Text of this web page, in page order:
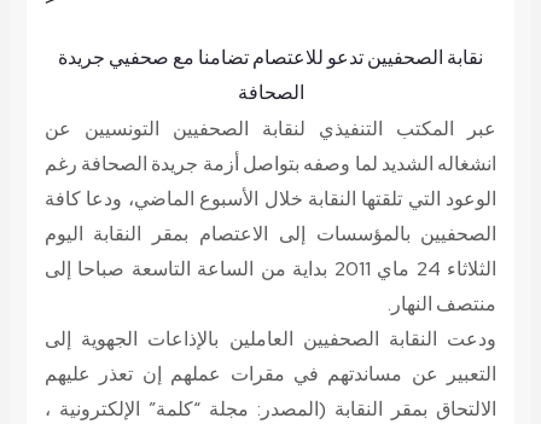
نقابة الصحفيين تدعو للاعتصام تضامنا مع صحفيي جريدة
الصحافة
عبر المكتب التنفيذي لنقابة الصحفيين التونسيين عن
انشغاله الشديد لما وصفه بتواصل أزمة جريدة الصحافة رغم
الوعود التي تلقتها النقابة خلال الأسبوع الماضي، ودعا كافة
الصحفيين بالمؤسسات إلى الاعتصام بمقر النقابة اليوم
الثلاثاء 24 ماي 2011 بداية من الساعة التاسعة صباحا إلى
منتصف النهار.
ودعت النقابة الصحفيين العاملين بالإذاعات الجهوية إلى
التعبير عن مساندتهم في مقرات عملهم إن تعذر عليهم
الالتحاق بمقر النقابة (المصدر: مجلة “كلمة” الإلكترونية ،